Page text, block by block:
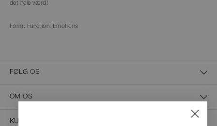
det hele værd!
Form. Function. Emotions
FØLG OS
OM OS
KUNDESERVICE